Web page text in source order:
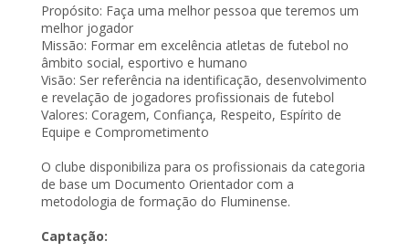
Propósito: Faça uma melhor pessoa que teremos um
melhor jogador
Missão: Formar em excelência atletas de futebol no
âmbito social, esportivo e humano
Visão: Ser referência na identificação, desenvolvimento
e revelação de jogadores profissionais de futebol
Valores: Coragem, Confiança, Respeito, Espírito de
Equipe e Comprometimento
O clube disponibiliza para os profissionais da categoria
de base um Documento Orientador com a
metodologia de formação do Fluminense.
Captação: